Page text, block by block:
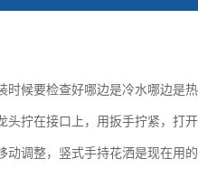
时候要检查好哪边是冷水哪边是
拧在接口上，用扳手拧紧，打
调整，竖式手持花洒是现在用